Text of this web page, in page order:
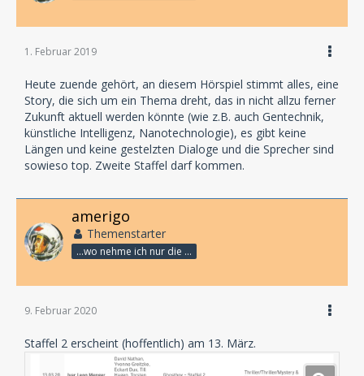
1. Februar 2019
Heute zuende gehört, an diesem Hörspiel stimmt alles, eine
Story, die sich um ein Thema dreht, das in nicht allzu ferner
Zukunft aktuell werden könnte (wie z.B. auch Gentechnik,
künstliche Intelligenz, Nanotechnologie), es gibt keine
Längen und keine gestelzten Dialoge und die Sprecher sind
sowieso top. Zweite Staffel darf kommen.
amerigo
Themenstarter
...wo nehme ich nur die Zeit her, so vieles nicht zu hören?
9. Februar 2020
Staffel 2 erscheint (hoffentlich) am 13. März.